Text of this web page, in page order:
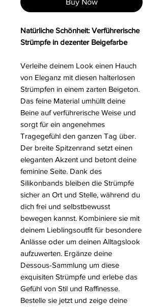
Buy Now
Natürliche Schönheit: Verführerische
Strümpfe in dezenter Beigefarbe
Verleihe deinem Look einen Hauch
von Eleganz mit diesen halterlosen
Strümpfen in einem zarten Beigeton.
Das feine Material umhüllt deine
Beine auf verführerische Weise und
sorgt für ein angenehmes
Tragegefühl den ganzen Tag über.
Der breite Spitzenrand setzt einen
eleganten Akzent und betont deine
feminine Seite. Dank des
Silikonbands bleiben die Strümpfe
sicher an Ort und Stelle, während du
dich frei und selbstbewusst
bewegen kannst. Kombiniere sie mit
deinem Lieblingsoutfit für besondere
Anlässe oder um deinen Alltagslook
aufzuwerten. Ergänze deine
Dessous-Sammlung um diese
exquisiten Strümpfe und erlebe das
Gefühl von Stil und Raffinesse.
Bestelle sie jetzt und zeige deine